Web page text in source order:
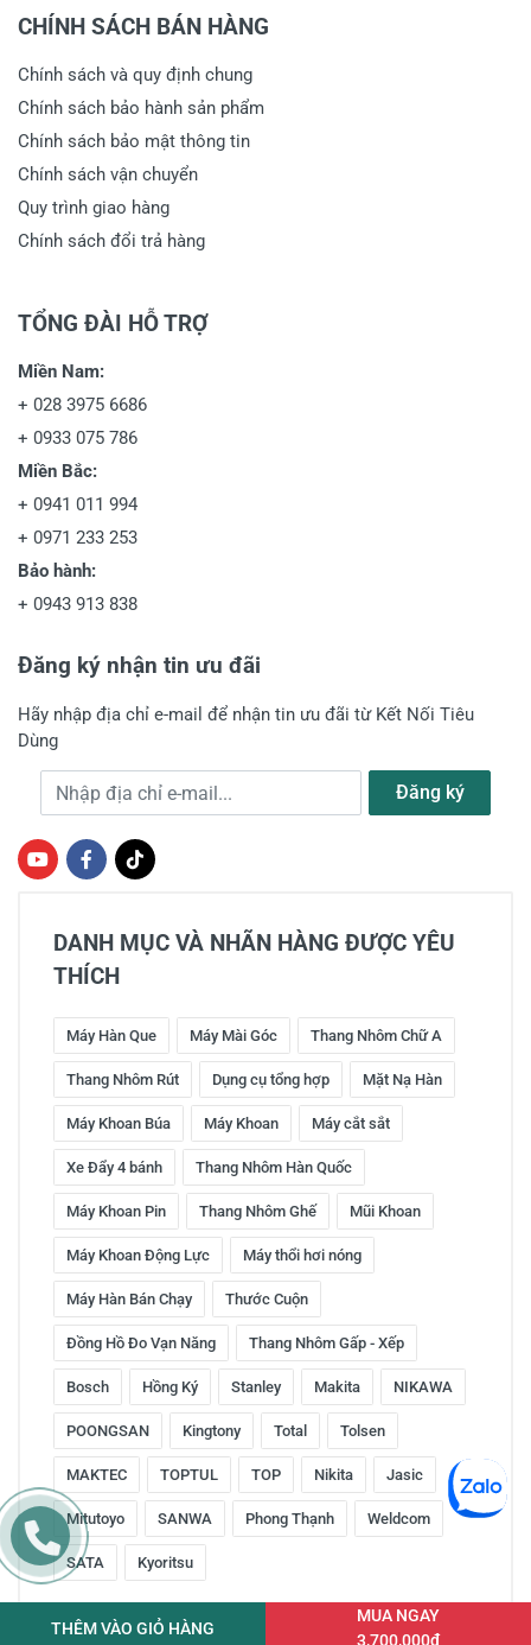
CHÍNH SÁCH BÁN HÀNG
Chính sách và quy định chung
Chính sách bảo hành sản phẩm
Chính sách bảo mật thông tin
Chính sách vận chuyển
Quy trình giao hàng
Chính sách đổi trả hàng
TỔNG ĐÀI HỖ TRỢ
Miền Nam:
+ 028 3975 6686
+ 0933 075 786
Miền Bắc:
+ 0941 011 994
+ 0971 233 253
Bảo hành:
+ 0943 913 838
Đăng ký nhận tin ưu đãi
Hãy nhập địa chỉ e-mail để nhận tin ưu đãi từ Kết Nối Tiêu
Dùng
Địa chỉ e-mail Đăng ký
DANH MỤC VÀ NHÃN HÀNG ĐƯỢC YÊU
THÍCH
Máy Hàn Que Máy Mài Góc Thang Nhôm Chữ A
Thang Nhôm Rút Dụng cụ tổng hợp Mặt Nạ Hàn
Máy Khoan Búa Máy Khoan Máy cắt sắt
Xe Đẩy 4 bánh Thang Nhôm Hàn Quốc
Máy Khoan Pin Thang Nhôm Ghế Mũi Khoan
Máy Khoan Động Lực Máy thổi hơi nóng
Máy Hàn Bán Chạy Thước Cuộn
Đồng Hồ Đo Vạn Năng Thang Nhôm Gấp - Xếp
Bosch Hồng Ký Stanley Makita NIKAWA
POONGSAN Kingtony Total Tolsen
MAKTEC TOPTUL TOP Nikita Jasic
Mitutoyo SANWA Phong Thạnh Weldcom
SATA Kyoritsu
THÊM VÀO GIỎ HÀNG
MUA NGAY
3,700,000đ